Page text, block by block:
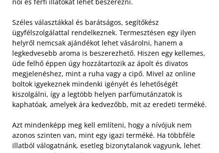
Széles választákkal és barátságos, segítőkész
ügyfélszolgálattal rendelkeznek. Termesztésen egy ilyen
helyről nemcsak ajándékot lehet vásárolni, hanem a
legkedvesebb aroma is beszerezhető. Hiszen egy kellemes,
üde felhő éppen úgy hozzátartozik az ápolt és divatos
megjelenéshez, mint a ruha vagy a cipő. Mivel az online
boltok igyekeznek mindenki igényét és lehetőségét
kiszolgálni, így a legtöbb helyen parfümutánzatok is
kaphatóak, amelyek ára kedvezőbb, mit az eredeti terméké.
Azt mindenképp meg kell említeni, hogy a nívójuk nem
azonos szinten van, mint egy igazi terméké. Ha többféle
illatból válogatnánk, esetleg bizonytalanok vagyunk, lehet